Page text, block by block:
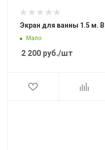
Экран для ванны 1.5 м.
Мало
2 200 руб./шт